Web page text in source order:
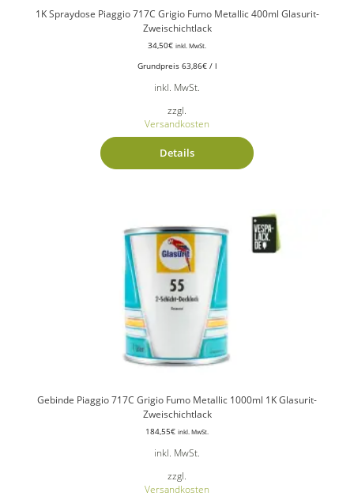
1K Spraydose Piaggio 717C Grigio Fumo Metallic 400ml Glasurit-
Zweischichtlack
34,50€ inkl. MwSt.
Grundpreis 63,86€/ l
inkl. MwSt.
zzgl.
Versandkosten
Details
Gebinde Piaggio 717C Grigio Fumo Metallic 1000ml 1K Glasurit-
Zweischichtlack
184,55€ inkl. MwSt.
inkl. MwSt.
zzgl.
Versandkosten